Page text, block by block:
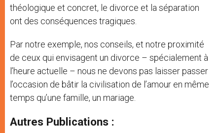
théologique et concret, le divorce et la séparation
ont des conséquences tragiques.
Par notre exemple, nos conseils, et notre proximité
de ceux qui envisagent un divorce – spécialement à
l’heure actuelle – nous ne devons pas laisser passer
l’occasion de bâtir la civilisation de l’amour en même
temps qu’une famille, un mariage.
Autres Publications :